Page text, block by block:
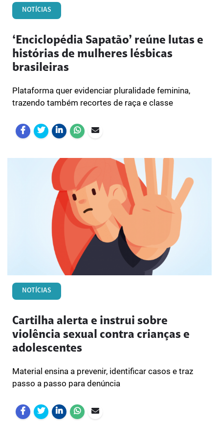
NOTÍCIAS
‘Enciclopédia Sapatão’ reúne lutas e
histórias de mulheres lésbicas
brasileiras
Plataforma quer evidenciar pluralidade feminina,
trazendo também recortes de raça e classe
NOTÍCIAS
Cartilha alerta e instrui sobre
violência sexual contra crianças e
adolescentes
Material ensina a prevenir, identificar casos e traz
passo a passo para denúncia